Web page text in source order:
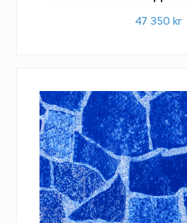
47 350 kr